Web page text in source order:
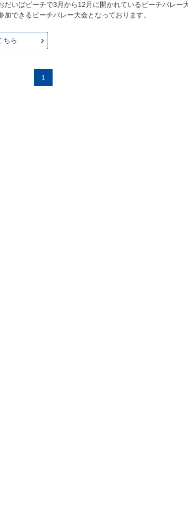
だいばビーチで3月から12月に開かれているビーチバレー
加できるビーチバレー大会となっております。
ちら
1